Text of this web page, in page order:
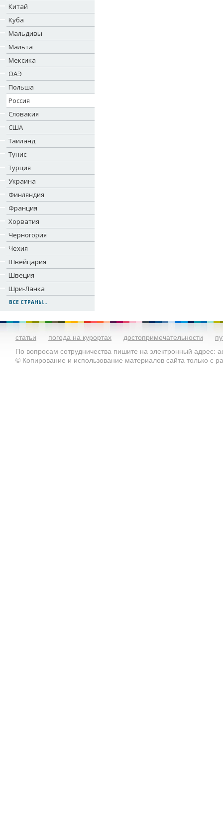
Китай
Куба
Мальдивы
Мальта
Мексика
ОАЭ
Польша
Россия
Словакия
США
Таиланд
Тунис
Турция
Украина
Финляндия
Франция
Хорватия
Черногория
Чехия
Швейцария
Швеция
Шри-Ланка
ВСЕ СТРАНЫ...
статьи погода на курортах достопримечательности
По вопросам сотрудничества пишите на электронный адрес:
© Копирование и использование материалов сайта только с